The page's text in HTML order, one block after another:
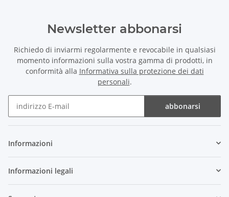
Newsletter abbonarsi
Richiedo di inviarmi regolarmente e revocabile in qualsiasi
momento informazioni sulla vostra gamma di prodotti, in
conformità alla Informativa sulla protezione dei dati
personali.
abbonarsi
Informazioni
Informazioni legali